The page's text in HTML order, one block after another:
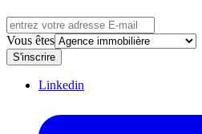
Vous êtes
S'inscrire
Linkedin